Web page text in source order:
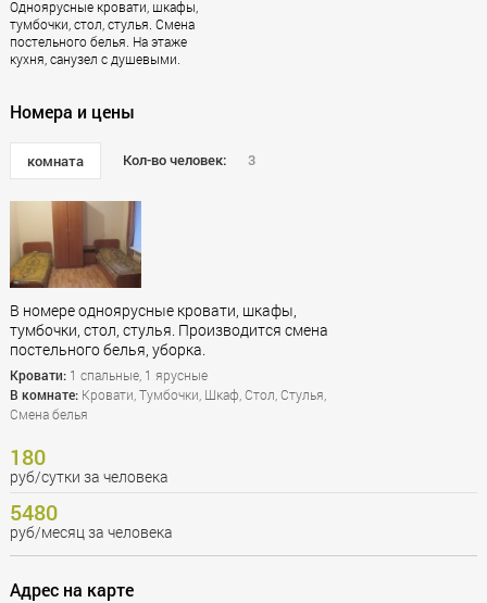
Одноярусные кровати, шкафы,
тумбочки, стол, стулья. Смена
постельного белья. На этаже
кухня, санузел с душевыми.
Номера и цены
комната Кол-во человек: 3
В номере одноярусные кровати, шкафы,
тумбочки, стол, стулья. Производится смена
постельного белья, уборка.
Кровати:1 спальные, 1 ярусные
В комнате:Кровати, Тумбочки, Шкаф, Стол, Стулья,
Смена белья
180
руб/сутки за человека
5480
руб/месяц за человека
Адрес на карте